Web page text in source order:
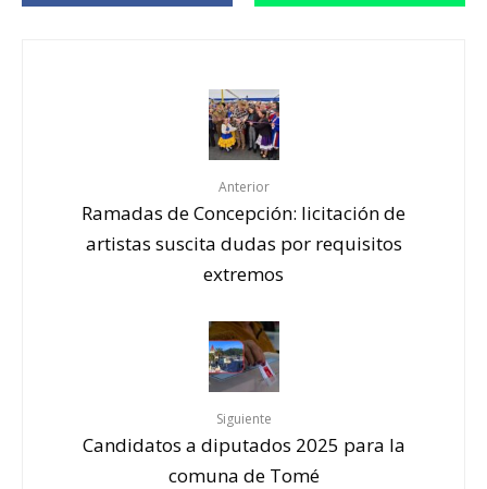
Anterior
Ramadas de Concepción: licitación de
artistas suscita dudas por requisitos
extremos
Siguiente
Candidatos a diputados 2025 para la
comuna de Tomé